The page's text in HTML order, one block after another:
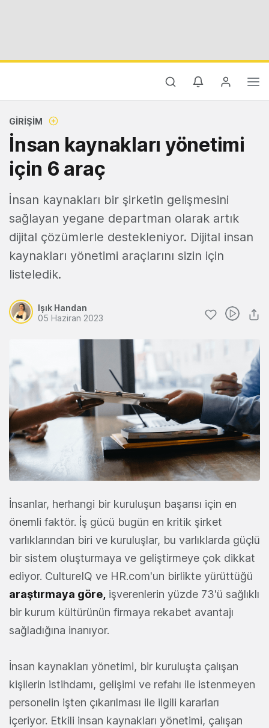
GIRIŞIM
İnsan kaynakları yönetimi
için 6 araç
İnsan kaynakları bir şirketin gelişmesini
sağlayan yegane departman olarak artık
dijital çözümlerle destekleniyor. Dijital insan
kaynakları yönetimi araçlarını sizin için
listeledik.
Işık Handan
05 Haziran 2023
İnsanlar, herhangi bir kuruluşun başarısı için en
önemli faktör. İş gücü bugün en kritik şirket
varlıklarından biri ve kuruluşlar, bu varlıklarda güçlü
bir sistem oluşturmaya ve geliştirmeye çok dikkat
ediyor. CultureIQ ve HR.com'un birlikte yürüttüğü
araştırmaya göre, işverenlerin yüzde 73'ü sağlıklı
bir kurum kültürünün firmaya rekabet avantajı
sağladığına inanıyor.
İnsan kaynakları yönetimi, bir kuruluşta çalışan
kişilerin istihdamı, gelişimi ve refahı ile istenmeyen
personelin işten çıkarılması ile ilgili kararları
içeriyor. Etkili insan kaynakları yönetimi, çalışan